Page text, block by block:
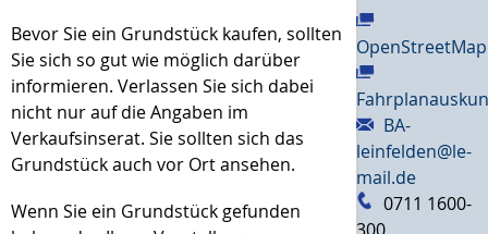
Bevor Sie ein Grundstück kaufen, sollten
Sie sich so gut wie möglich darüber
informieren. Verlassen Sie sich dabei
nicht nur auf die Angaben im
Verkaufsinserat. Sie sollten sich das
Grundstück auch vor Ort ansehen.
Wenn Sie ein Grundstück gefunden
OpenStreetMap
BA-
leinfelden@le-
mail.de
0711 1600-